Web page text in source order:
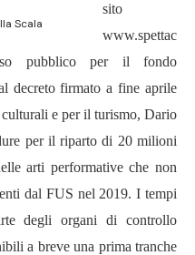
Scala
sito
www.spettac
pubblico per il fondo
decreto firmato a fine aprile
e per il turismo, Dario
per il riparto di 20 milioni
arti performative che non
dal FUS nel 2019. I tempi
degli organi di controllo
a breve una prima tranche